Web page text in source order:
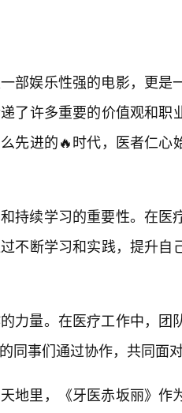
部娱乐性强的电影，更
了许多重要的价值观和职
先进的🔥时代，医者仁心
持续学习的重要性。在医
不断学习和实践，提升自
力量。在医疗工作中，团
同事们通过协作，共同面
地里，《牙医赤坂丽》作